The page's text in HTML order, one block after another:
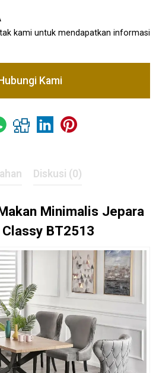
kami untuk mendapatkan informasi
Hubungi Kami
Diskusi (0)
MinimalisJepara
BT2513